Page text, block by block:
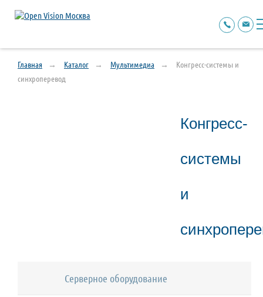
Главная Каталог Мультимедиа
Конгресс-системы и
синхроперевод
Конгресс-
системы
и
Серверное оборудование